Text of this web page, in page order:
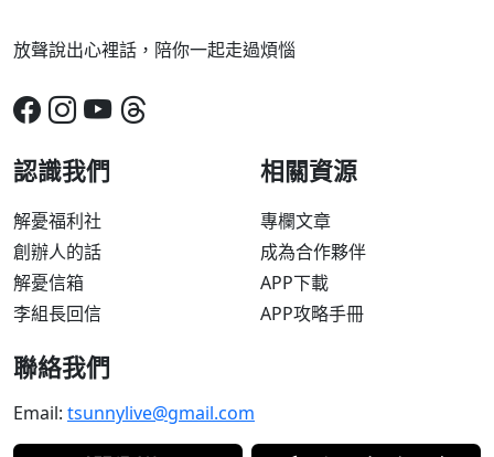
放聲說出心裡話，陪你一起走過煩惱
認識我們
解憂福利社
創辦人的話
解憂信箱
李組長回信
相關資源
專欄文章
成為合作夥伴
APP下載
APP攻略手冊
聯絡我們
Email: tsunnylive@gmail.com